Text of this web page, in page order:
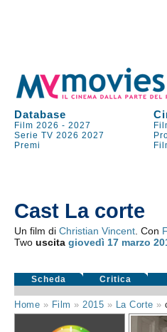
Database
Film 2026 -2027
Serie TV 2026 2027
Premi
Cast La corte
Un film diChristian Vincent . Con
Twouscitagiovedì 17 marzo
Scheda Critica
Home » Film » 2015 » La Corte »